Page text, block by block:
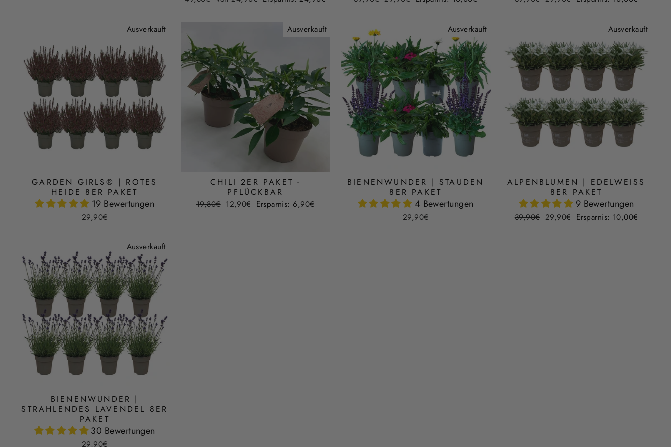
Ausverkauft
GARDEN GIRLS® | ROTES
HEIDE 8ER PAKET
19 Bewertungen
29,90€
Ausverkauft
CHILI 2ER PAKET -
PFLÜCKBAR
Normaler
19,80€ Sonderpreis
12,90€ Ersparnis: 6,90€
Ausverkauft
BIENENWUNDER | STAUDEN
8ER PAKET
4 Bewertungen
29,90€
Ausverkauft
ALPENBLUMEN | EDELWEISS 8
ER PAKET
9 Bewertungen
Normaler
39,90€ Sonderpreis
29,90€ Ersparnis: 10,00€
Ausverkauft
BIENENWUNDER |
STRAHLENDES LAVENDEL 8ER
PAKET
30 Bewertungen
29,90€